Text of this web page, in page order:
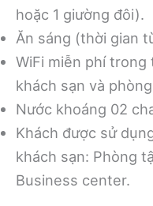
hoặc 1 giường đôi).
Ăn sáng (thời gian
WiFi miễn phí trong
khách sạn và
Nước khoáng 02
Khách được sử
khách sạn: Phòng
Business center.